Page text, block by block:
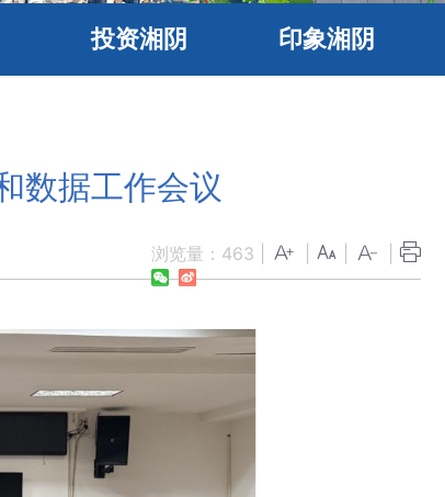
投资湘阴 印象湘阴
数据工作会议
浏览量： 463